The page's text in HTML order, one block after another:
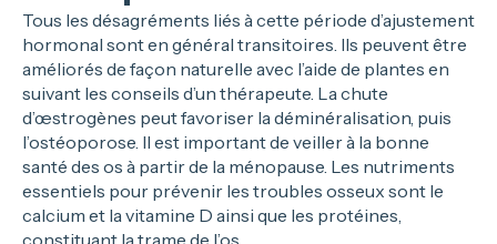
Tous les désagréments liés à cette période d’ajustement
hormonal sont en général transitoires. Ils peuvent être
améliorés de façon naturelle avec l’aide de plantes en
suivant les conseils d’un thérapeute. La chute
d’œstrogènes peut favoriser la déminéralisation, puis
l’ostéoporose. Il est important de veiller à la bonne
santé des os à partir de la ménopause. Les nutriments
essentiels pour prévenir les troubles osseux sont le
calcium et la vitamine D ainsi que les protéines,
constituant la trame de l’os.